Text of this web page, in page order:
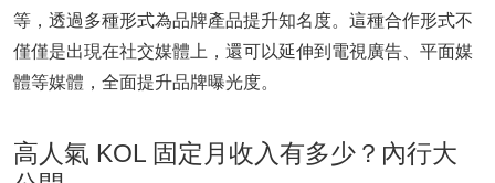
等，透過多種形式為品牌產品提升知名度。這種合作形式不
僅僅是出現在社交媒體上，還可以延伸到電視廣告、平面媒
體等媒體，全面提升品牌曝光度。
高人氣 KOL 固定月收入有多少？內行大